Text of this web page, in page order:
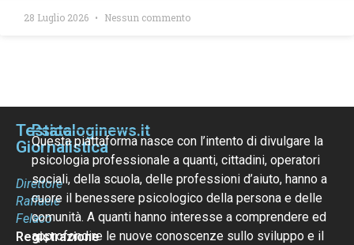
28 Luglio 2026 Nessun commento
Testata
Giornalistica
Direttore
Raffaele
Felaco
Registrazione
Psicologinews.it
Questa piattaforma nasce con l’intento di divulgare la
psicologia professionale a quanti, cittadini, operatori
sociali, della scuola, delle professioni d’aiuto, hanno a
cuore il benessere psicologico della persona e delle
comunità. A quanti hanno interesse a comprendere ed
approfondire le nuove conoscenze sullo sviluppo e il